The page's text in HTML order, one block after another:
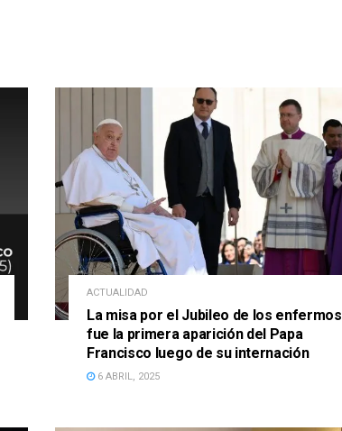
ACTUALIDAD
La misa por el Jubileo de los enfermos
fue la primera aparición del Papa
Francisco luego de su internación
6 ABRIL, 2025